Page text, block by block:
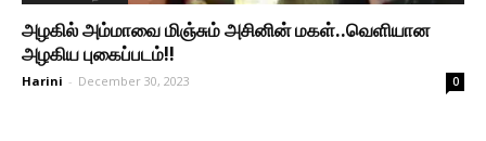
அழகில் அம்மாவை மிஞ்சும் அசினின் மகள்..வெளியான
அழகிய புகைப்படம்!!
Harini - December 30, 2023 0